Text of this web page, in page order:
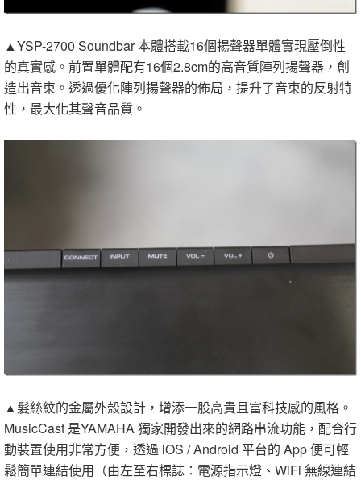
▲YSP-2700 Soundbar 本體搭載16個揚聲器單體實現壓倒性
的真實感。前置單體配有16個2.8cm的高音質陣列揚聲器，創
造出音束。透過優化陣列揚聲器的佈局，提升了音束的反射特
性，最大化其聲音品質。
▲髮絲紋的金屬外殼設計，增添一股高貴且富科技感的風格。
MusicCast 是YAMAHA 獨家開發出來的網路串流功能，配合行
動裝置使用非常方便，透過 iOS / Android 平台的 App 便可輕
鬆簡單連結使用（由左至右標誌：電源指示燈、WiFi 無線連結